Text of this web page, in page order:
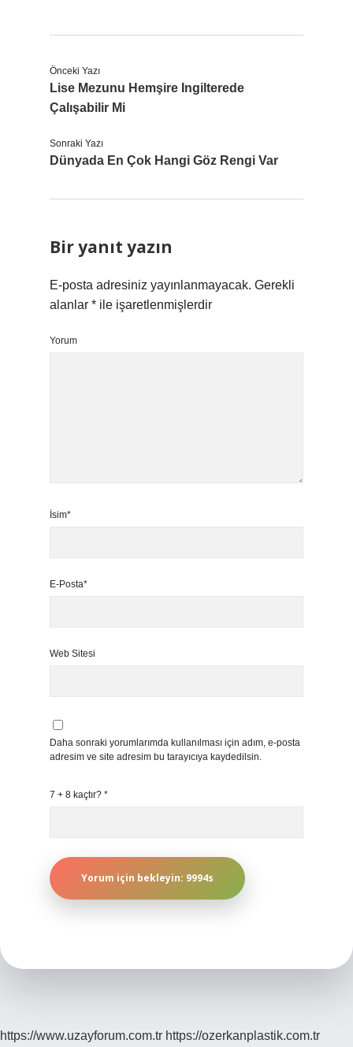
Önceki Yazı
Lise Mezunu Hemşire Ingilterede
Çalışabilir Mi
Sonraki Yazı
Dünyada En Çok Hangi Göz Rengi Var
Bir yanıt yazın
E-posta adresiniz yayınlanmayacak. Gerekli
alanlar * ile işaretlenmişlerdir
Yorum
İsim*
E-Posta*
Web Sitesi
Daha sonraki yorumlarımda kullanılması için adım, e-posta
adresim ve site adresim bu tarayıcıya kaydedilsin.
7 + 8 kaçtır? *
https://www.uzayforum.com.tr https://ozerkanplastik.com.tr